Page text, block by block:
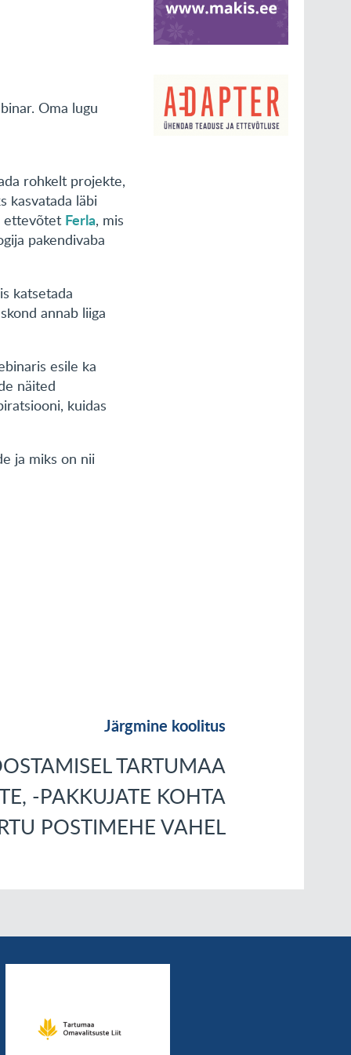
Oma lugu
rohkelt projekte,
kasvatada läbi
ettevõtet Ferla, mis
pakendivaba
katsetada
annab liiga
esile ka
näited
kuidas
ja miks on nii
Järgmine koolitus
TARTUMAA
-PAKKUJATE KOHTA
POSTIMEHE VAHEL